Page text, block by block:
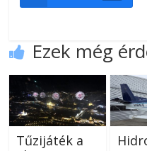
Ezek még
Tűzijáték a